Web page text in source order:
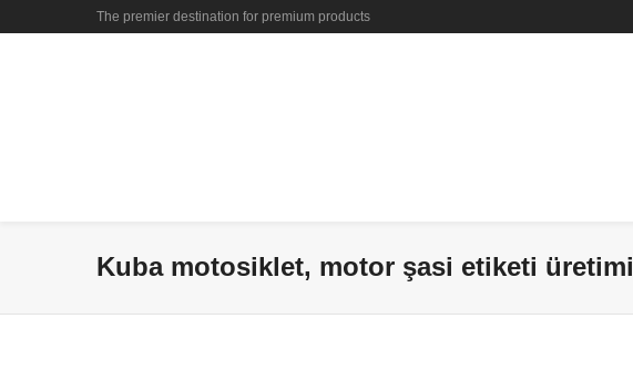
The premier destination for premium products
Kuba motosiklet, motor şasi etiketi üretimi